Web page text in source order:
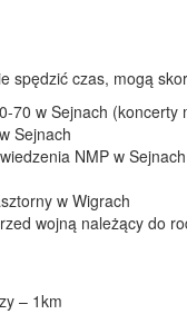
spędzić czas, mogą
70 w Sejnach (koncerty
Sejnach
NMP w Sejnach
w Wigrach
wojną należący do
– 1km